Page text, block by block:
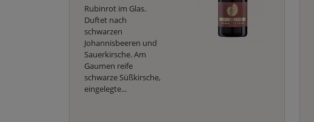
Rubinrot im Glas.
Duftet nach
schwarzen
Johannisbeeren und
Sauerkirsche. Am
Gaumen reife
schwarze Süßkirsche,
eingelegte...